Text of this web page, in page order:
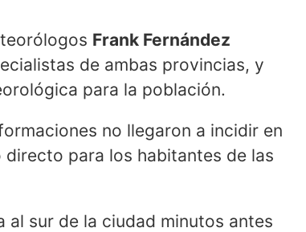
Frank Fernández
de ambas provincias, y
para la población.
no llegaron a incidir en
para los habitantes de las
al sur de la ciudad minutos antes